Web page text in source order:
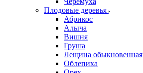
Плодовые деревья
Абрикос
Алыча
Вишня
Груша
Лещина обыкновенная
Облепиха